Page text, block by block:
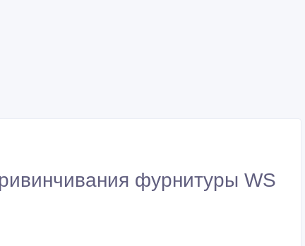
фурнитуры WS